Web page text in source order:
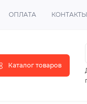
ОПЛАТА КОНТАКТЫ
Каталог товаров